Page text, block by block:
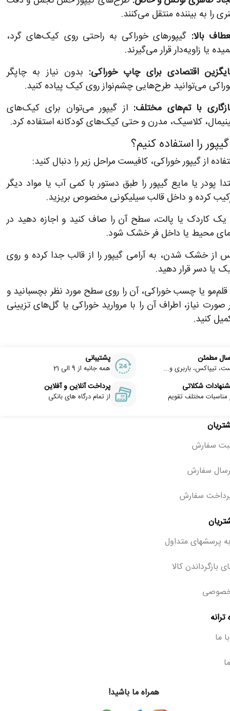
را به بیننده منتقل می‌کنند.
بالا: گیپورهای خوراکی به راحتی روی کیک‌های گرد،
یا زاویه‌دار قرار می‌گیرند.
اقتصادی برای چاپ خوراکی: بدون نیاز به چاپگر
می‌توانید طرح‌هایی چشم‌نواز روی کیک پیاده کنید.
با تم‌های مختلف: از گیپور می‌توان برای کیک‌های
کلاسیک، مدرن و حتی کیک‌های کودکانه استفاده کرد.
را استفاده کنیم؟
از گیپور خوراکی، کافیست مراحل زیر را دنبال کنید:
پودر یا مایع گیپور را طبق دستور با کمی آب یا مواد دیگر
کرده و داخل قالب سیلیکونی مخصوص بریزید.
یک کاردک یا پالت، سطح آن را صاف کنید و اجازه دهید در
محیط یا داخل فر خشک شود.
از خشک شدن، به آرامی گیپور را از قالب جدا کرده و روی
یا دسر قرار دهید.
قلم‌مو یا چسب خوراکی، آن را روی سطح مورد نظر بچسبانید و
صورت نیاز، اطراف آن را با مروارید خوراکی یا گل‌های تزیینی
کنید.
مطمئن
تیپاکس، باربری و...
پشتیبانی
همه جانبه از 9 الی 21
شکلاتی
مناسبات مختلف تقویم
پرداخت آنلاین و آفلاین
از تمام درگاه های بانکی
سفارش
سفارش
سفارش
پرسشهای متداول
بازگرداندن کالا
ما
همراه ما باشید!